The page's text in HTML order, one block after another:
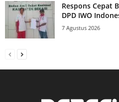
Respons Cepat
DPD IWO
7 Agustus 2026